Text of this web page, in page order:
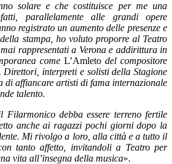
solare e che costituisce per me una
parallelamente alle grandi opere
registrato un aumento delle presenze e
stampa, ho voluto proporre al Teatro
rappresentati a Verona e addirittura in
come L’Amleto del compositore
Direttori, interpreti e solisti della Stagione
di affiancare artisti di fama internazionale
talento.
Filarmonico debba essere terreno fertile
anche ai ragazzi pochi giorni dopo la
Mi rivolgo a loro, alla città e a tutto il
tanto affetto, invitandoli a Teatro per
vita all’insegna della musica».